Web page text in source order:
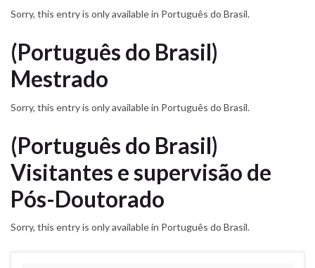
Sorry, this entry is only available in Português do Brasil.
(Português do Brasil)
Mestrado
Sorry, this entry is only available in Português do Brasil.
(Português do Brasil)
Visitantes e supervisão de
Pós-Doutorado
Sorry, this entry is only available in Português do Brasil.